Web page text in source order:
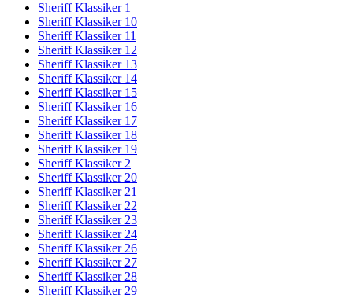
Sheriff Klassiker 1
Sheriff Klassiker 10
Sheriff Klassiker 11
Sheriff Klassiker 12
Sheriff Klassiker 13
Sheriff Klassiker 14
Sheriff Klassiker 15
Sheriff Klassiker 16
Sheriff Klassiker 17
Sheriff Klassiker 18
Sheriff Klassiker 19
Sheriff Klassiker 2
Sheriff Klassiker 20
Sheriff Klassiker 21
Sheriff Klassiker 22
Sheriff Klassiker 23
Sheriff Klassiker 24
Sheriff Klassiker 26
Sheriff Klassiker 27
Sheriff Klassiker 28
Sheriff Klassiker 29